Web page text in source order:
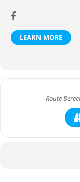
LEARN MORE